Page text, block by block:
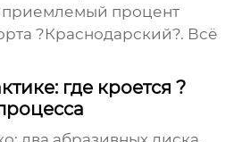
приемлемый процент
?Краснодарский?. Всё
где кроется ?